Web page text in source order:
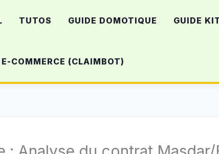
TUTOS GUIDE DOMOTIQUE GUIDE
COMMERCE (CLAIMBOT)